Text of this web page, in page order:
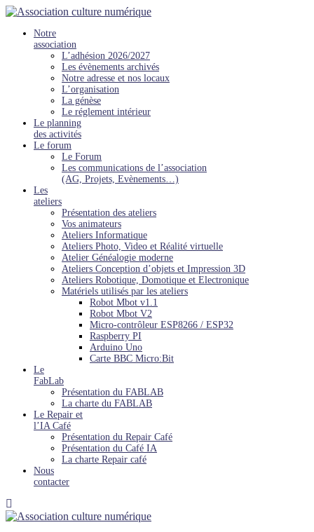
Passer
contenuNotre
association
L’adhésion 2026/2027
Les évènements archivés
Notre adresse et nos locaux
L’organisation
La génèse
Le réglement intérieur
Le planning
des activités
Le forum
Le Forum
Les communications de l’association
(AG, Projets, Evènements…)
Les
ateliers
Présentation des ateliers
Vos animateurs
Ateliers Informatique
Ateliers Photo, Video et Réalité virtuelle
Atelier Généalogie moderne
Ateliers Conception d’objets et Impression 3D
Ateliers Robotique, Domotique et Electronique
Matériels utilisés par les ateliers
Robot Mbot v1.1
Robot Mbot V2
Micro-contrôleur ESP8266 / ESP32
Raspberry PI
Arduino Uno
Carte BBC Micro:Bit
Le
FabLab
Présentation du FABLAB
La charte du FABLAB
Le Repair et
l’IA Café
Présentation du Repair Café
Présentation du Café IA
La charte Repair café
Nous
contacter